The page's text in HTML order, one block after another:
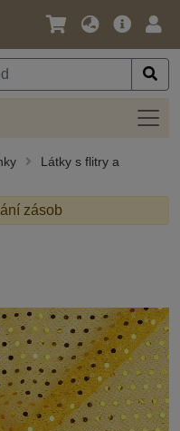
Jazyk
Měna
Hlavní
Látky s flitry a
zásob